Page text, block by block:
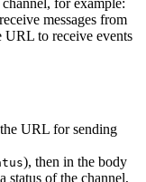
for example:
messages from
URL to receive events
URL for sending
), then in the body
status of the channel,